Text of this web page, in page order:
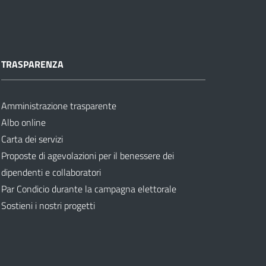
TRASPARENZA
Amministrazione trasparente
Albo online
Carta dei servizi
Proposte di agevolazioni per il benessere dei
dipendenti e collaboratori
Par Condicio durante la campagna elettorale
Sostieni i nostri progetti